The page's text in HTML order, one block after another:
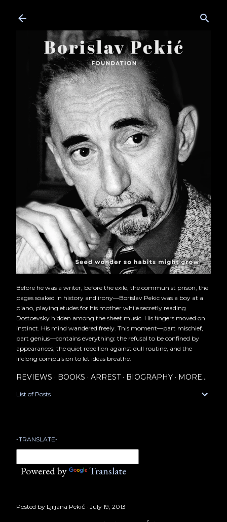
Before he was a writer, before the exile, the communist prison, the
pages soaked in history and irony—Borislav Pekic was a boy at a
piano, playing etudes for his mother while secretly reading
Dostoevsky hidden among the sheet music. His fingers moved on
instinct. His mind wandered freely. This moment—part mischief,
part genius—contains everything: the refusal to be confined by
appearances, the quiet rebellion against dull routine, and the
lifelong compulsion to let ideas breathe.
REVIEWS BOOKS ARREST BIOGRAPHY MORE…
List of Posts
-TRANSLATE-
Powered by Translate
Posted by Ljiljana Pekić July 19, 2013